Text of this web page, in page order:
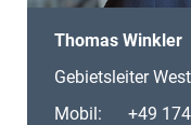
Thomas Winkler
Gebietsleiter
Mobil:
+49